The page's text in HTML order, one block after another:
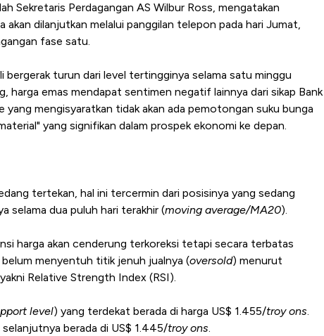
Sekretaris Perdagangan AS Wilbur Ross, mengatakan
akan dilanjutkan melalui panggilan telepon pada hari Jumat,
fase satu.
bergerak turun dari level tertingginya selama satu minggu
harga emas mendapat sentimen negatif lainnya dari sikap Bank
yang mengisyaratkan tidak akan ada pemotongan suku bunga
yang signifikan dalam prospek ekonomi ke depan.
tertekan, hal ini tercermin dari posisinya yang sedang
selama dua puluh hari terakhir (moving average/MA20).
harga akan cenderung terkoreksi tetapi secara terbatas
belum menyentuh titik jenuh jualnya (oversold) menurut
Relative Strength Index (RSI).
level) yang terdekat berada di harga US$ 1.455/troy ons.
selanjutnya berada di US$ 1.445/troy ons.